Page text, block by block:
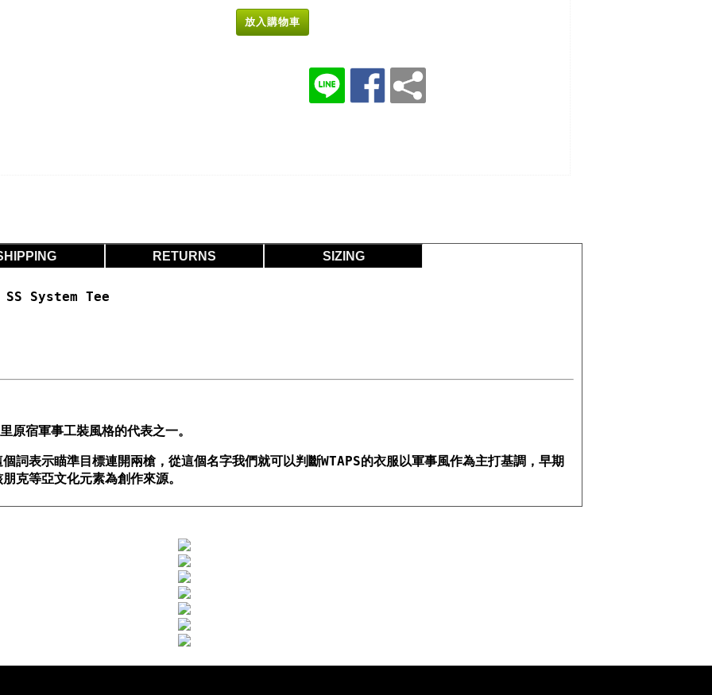
放入購物車